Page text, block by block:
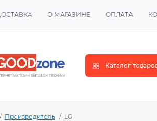
О МАГАЗИНЕ ОПЛАТА
Каталог
Производитель LG